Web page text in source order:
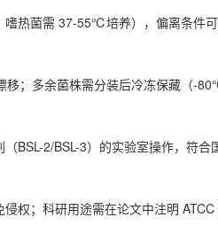
热菌需 37-55℃培养），偏离条件
移；多余菌株需分装后冷冻保藏（-
BSL-2/BSL-3）的实验室操作，符合
权；科研用途需在论文中注明